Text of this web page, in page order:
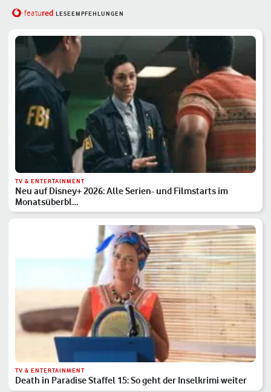
featured LESEEMPFEHLUNGEN
TV & ENTERTAINMENT
Neu auf Disney+ 2026: Alle Serien- und Filmstarts im
Monatsüberbl…
TV & ENTERTAINMENT
Death in Paradise Staffel 15: So geht der Inselkrimi weiter